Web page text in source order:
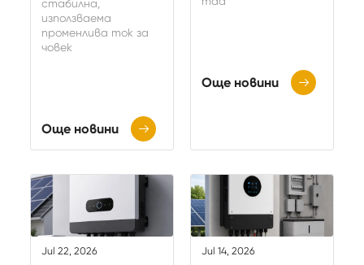
стабилна,
използваема
променлива ток за
човек
Още новини 
Още новини 
Jul 22, 2026 Jul 14, 2026